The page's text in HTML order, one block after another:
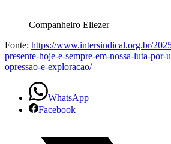
Companheiro Eliezer
Fonte: https://www.intersindical.org.br/
presente-hoje-e-sempre-em-nossa-luta-por-
opressao-e-exploracao/
WhatsApp
Facebook